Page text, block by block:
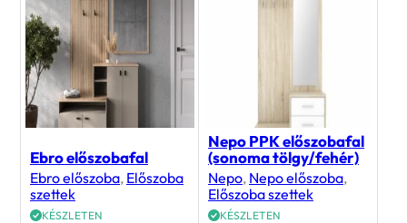
Ebro előszobafal
Ebro előszoba, Előszoba
szettek
KÉSZLETEN
Nepo PPK előszobafal
(sonoma tölgy/fehér)
Nepo, Nepo előszoba,
Előszoba szettek
KÉSZLETEN